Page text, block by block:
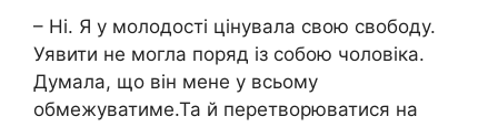
– Ні. Я у молодості цінувала свою свободу.
Уявити не могла поряд із собою чоловіка.
Думала, що він мене у всьому
обмежуватиме.Та й перетворюватися на